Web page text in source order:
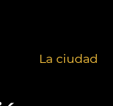
La ciudad